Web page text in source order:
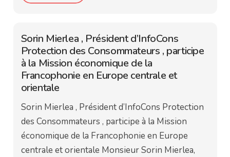
Sorin Mierlea , Président d’InfoCons
Protection des Consommateurs , participe
à la Mission économique de la
Francophonie en Europe centrale et
orientale
Sorin Mierlea , Président d’InfoCons Protection
des Consommateurs , participe à la Mission
économique de la Francophonie en Europe
centrale et orientale Monsieur Sorin Mierlea,